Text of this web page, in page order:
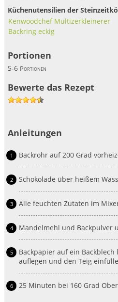
Küchenutensilien der
Kenwoodchef Multizerkleinerer
Backring eckig
Portionen
5-6 Portionen
Bewerte das Rezept
1 2 3 4
Anleitungen
Backrohr auf 200 Grad
Schokolade über heißem
Alle feuchten Zutaten im
Mandelmehl und Backpulver
Backpapier auf ein Backblech
auflegen und den Teig
25 Minuten bei 160 Grad